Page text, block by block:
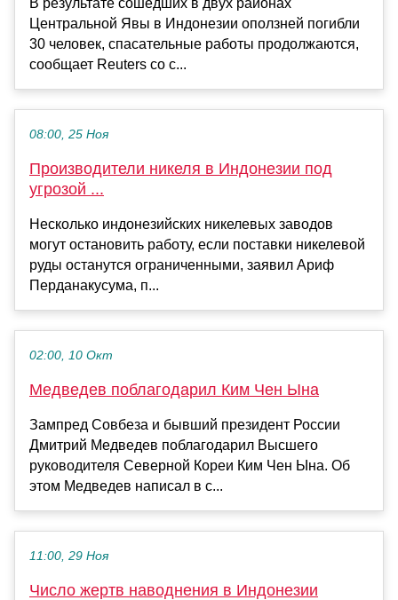
Центральной Явы в Индонезии оползней погибли
30 человек, спасательные работы продолжаются,
сообщает Reuters со с...
08:00, 25 Ноя
Производители никеля в Индонезии под
угрозой ...
Несколько индонезийских никелевых заводов
могут остановить работу, если поставки никелевой
руды останутся ограниченными, заявил Ариф
Перданакусума, п...
02:00, 10 Окт
Медведев поблагодарил Ким Чен Ына
Зампред Совбеза и бывший президент России
Дмитрий Медведев поблагодарил Высшего
руководителя Северной Кореи Ким Чен Ына. Об
этом Медведев написал в с...
11:00, 29 Ноя
Число жертв наводнения в Индонезии